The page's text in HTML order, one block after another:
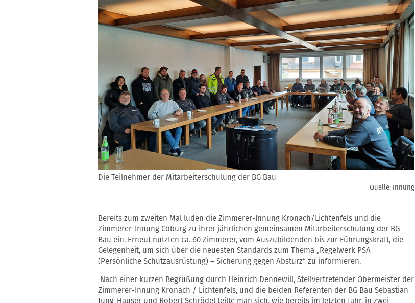
Die Teilnehmer der Mitarbeiterschulung der BG Bau
Quelle: Innung
Bereits zum zweiten Mal luden die Zimmerer-Innung Kronach/Lichtenfels und die
Zimmerer-Innung Coburg zu ihrer jährlichen gemeinsamen Mitarbeiterschulung der BG
Bau ein. Erneut nutzten ca. 60 Zimmerer, vom Auszubildenden bis zur Führungskraft, die
Gelegenheit, um sich über die neuesten Standards zum Thema „Regelwerk PSA
(Persönliche Schutzausrüstung) – Sicherung gegen Absturz“ zu informieren.
Nach einer kurzen Begrüßung durch Heinrich Dennewill, Stellvertretender Obermeister der
Zimmerer-Innung Kronach / Lichtenfels, und die beiden Referenten der BG Bau Sebastian
Jung-Hauser und Robert Schrödel teilte man sich, wie bereits im letzten Jahr, in zwei